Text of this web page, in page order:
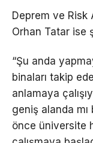
Deprem ve Risk
Orhan Tatar ise
“Şu anda
binaları takip
anlamaya
geniş alanda mı
önce üniversite